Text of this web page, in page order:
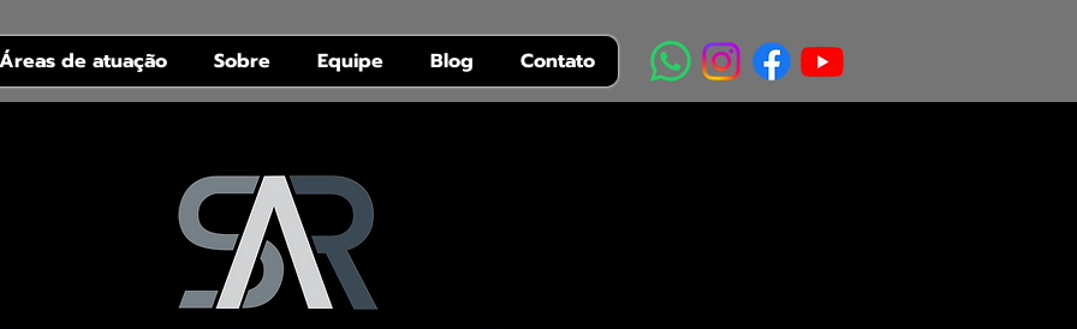
Áreas de atuação Sobre Equipe Blog Contato